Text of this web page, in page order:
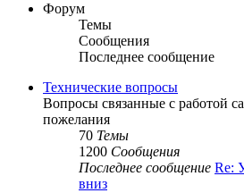
Форум
Темы
Сообщения
Последнее сообщение
Технические вопросы
Вопросы связанные с работой
пожелания
70 Темы
1200 Сообщения
Последнее сообщение Re:
вниз